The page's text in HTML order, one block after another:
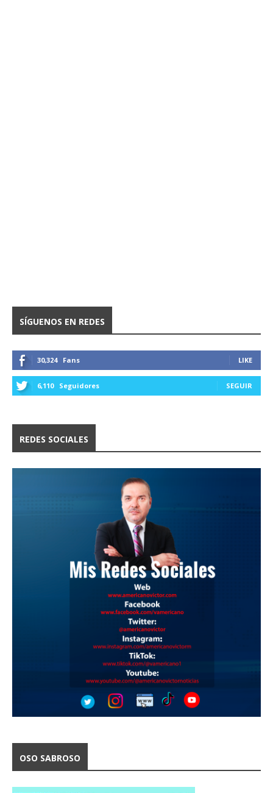
SÍGUENOS EN REDES
30,324 Fans LIKE
6,110 Seguidores SEGUIR
REDES SOCIALES
OSO SABROSO